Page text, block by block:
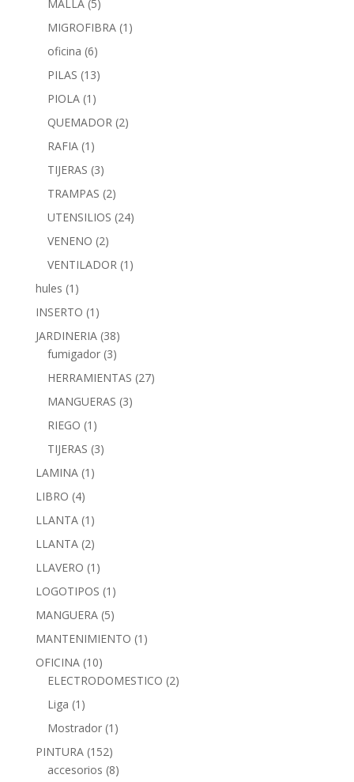
MALLA (5)
MIGROFIBRA (1)
oficina (6)
PILAS (13)
PIOLA (1)
QUEMADOR (2)
RAFIA (1)
TIJERAS (3)
TRAMPAS (2)
UTENSILIOS (24)
VENENO (2)
VENTILADOR (1)
hules (1)
INSERTO (1)
JARDINERIA (38)
fumigador (3)
HERRAMIENTAS (27)
MANGUERAS (3)
RIEGO (1)
TIJERAS (3)
LAMINA (1)
LIBRO (4)
LLANTA (1)
LLANTA (2)
LLAVERO (1)
LOGOTIPOS (1)
MANGUERA (5)
MANTENIMIENTO (1)
OFICINA (10)
ELECTRODOMESTICO (2)
Liga (1)
Mostrador (1)
PINTURA (152)
accesorios (8)